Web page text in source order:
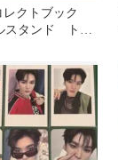
レクトブック
スタンド トレ